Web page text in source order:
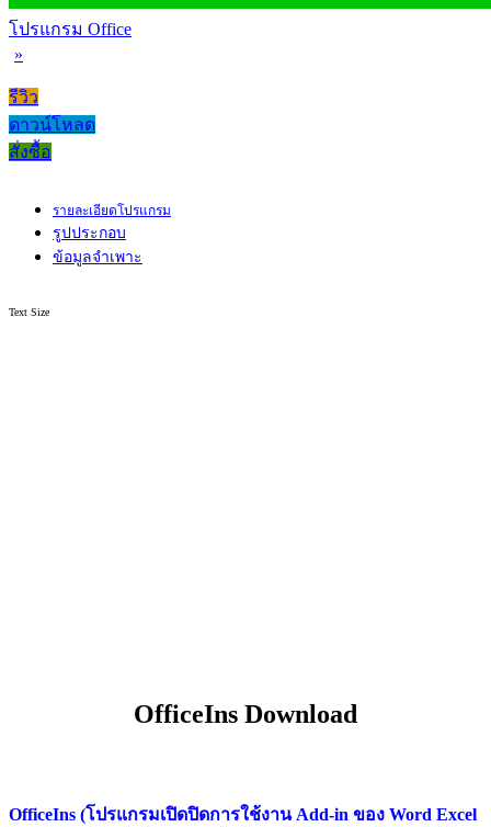
โปรแกรม Office
»
รีวิว
ดาวน์โหลด
สั่งซื้อ
รายละเอียดโปรแกรม
รูปประกอบ
ข้อมูลจำเพาะ
Text Size
OfficeIns Download
OfficeIns (โปรแกรมเปิดปิดการใช้งาน Add-in ของ Word Excel